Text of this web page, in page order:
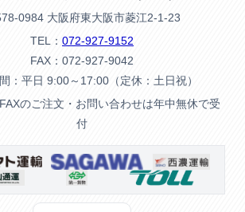
0984 大阪府東大阪市菱江2-1-23
TEL： 072-927-9152
FAX：072-927-9042
：平日 9:00～17:00（定休：土日祝）
のご注文・お問い合わせは年中無休で受
付